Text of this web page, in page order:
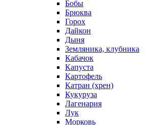
Бобы
Брюква
Горох
Дайкон
Дыня
Земляника, клубника
Кабачок
Капуста
Картофель
Катран (хрен)
Кукуруза
Лагенария
Лук
Морковь